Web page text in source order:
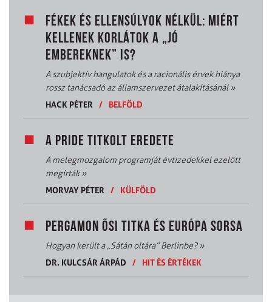
FÉKEK ÉS ELLENSÚLYOK NÉLKÜL: MIÉRT
KELLENEK KORLÁTOK A „JÓ
EMBEREKNEK” IS?
A szubjektív hangulatok és a racionális érvek hiánya
rossz tanácsadó az államszervezet átalakításánál»
HACK PÉTER
/ BELFÖLD
A PRIDE TITKOLT EREDETE
A melegmozgalom programját évtizedekkel ezelőtt
megírták»
MORVAY PÉTER
/ KÜLFÖLD
PERGAMON ŐSI TITKA ÉS EURÓPA SORSA
Hogyan került a „Sátán oltára” Berlinbe?»
DR. KULCSÁR ÁRPÁD
/ HIT ÉS ÉRTÉKEK